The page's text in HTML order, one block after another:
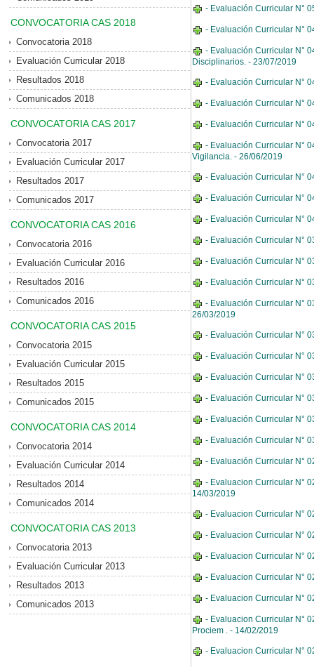
CONVOCATORIA CAS 2018
Convocatoria 2018
Evaluación Curricular 2018
Resultados 2018
Comunicados 2018
CONVOCATORIA CAS 2017
Convocatoria 2017
Evaluación Curricular 2017
Resultados 2017
Comunicados 2017
CONVOCATORIA CAS 2016
Convocatoria 2016
Evaluación Curricular 2016
Resultados 2016
Comunicados 2016
CONVOCATORIA CAS 2015
Convocatoria 2015
Evaluación Curricular 2015
Resultados 2015
Comunicados 2015
CONVOCATORIA CAS 2014
Convocatoria 2014
Evaluación Curricular 2014
Resultados 2014
Comunicados 2014
CONVOCATORIA CAS 2013
Convocatoria 2013
Evaluación Curricular 2013
Resultados 2013
Comunicados 2013
- Evaluación Curricular N°
- Evaluación Curricular N°
- Evaluación Curricular N°
Disciplinarios. - 23/07/2019
- Evaluación Curricular N°
- Evaluación Curricular N°
- Evaluación Curricular N°
- Evaluación Curricular N°
Vigilancia. - 26/06/2019
- Evaluación Curricular N°
- Evaluación Curricular N°
- Evaluación Curricular N°
- Evaluación Curricular N°
- Evaluación Curricular N°
- Evaluación Curricular N°
- Evaluación Curricular N°
26/03/2019
- Evaluación Curricular N°
- Evaluación Curricular N°
- Evaluación Curricular N°
- Evaluación Curricular N°
- Evaluación Curricular N°
- Evaluación Curricular N°
- Evaluación Curricular N°
- Evaluacion Curricular N°
14/03/2019
- Evaluacion Curricular N°
- Evaluacion Curricular N°
- Evaluacion Curricular N°
- Evaluacion Curricular N°
- Evaluacion Curricular N°
- Evaluacion Curricular N°
Prociem . - 14/02/2019
- Evaluacion Curricular N°